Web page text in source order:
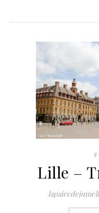
Lille –